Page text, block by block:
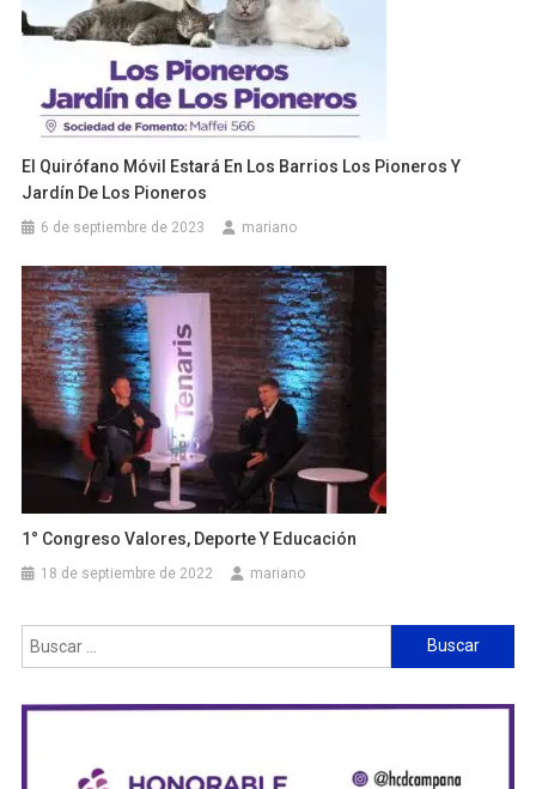
El Quirófano Móvil Estará En Los Barrios Los Pioneros Y
Jardín De Los Pioneros
6 de septiembre de 2023 mariano
1° Congreso Valores, Deporte Y Educación
18 de septiembre de 2022 mariano
Buscar: